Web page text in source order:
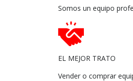
Somos un equipo
EL MEJOR TRATO
Vender o comprar